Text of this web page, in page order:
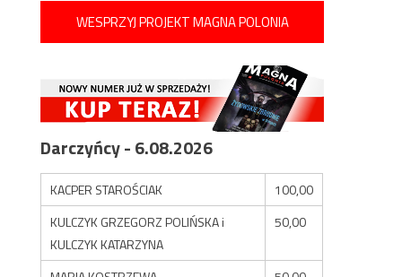
WESPRZYJ PROJEKT MAGNA POLONIA
Darczyńcy - 6.08.2026
KACPER STAROŚCIAK
100,00
KULCZYK GRZEGORZ POLIŃSKA i
KULCZYK KATARZYNA
50,00